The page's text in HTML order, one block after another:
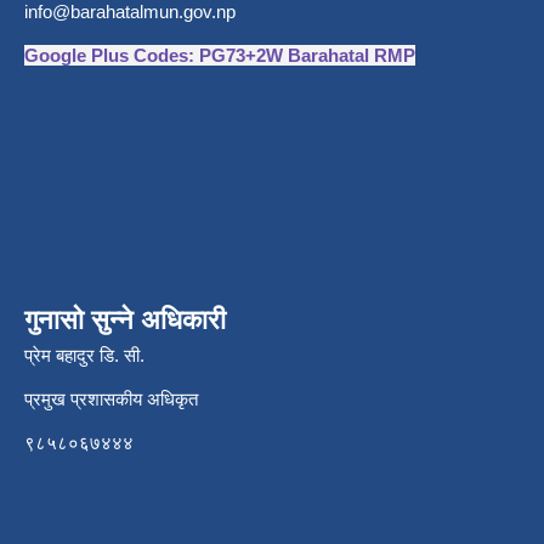
info@barahatalmun.gov.np
Google Plus Codes: PG73+2W Barahatal RMP
गुनासो सुन्ने अधिकारी
प्रेम बहादुर डि. सी.
प्रमुख प्रशासकीय अधिकृत
९८५८०६७४४४